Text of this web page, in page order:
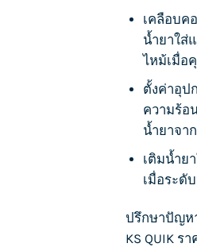
เคลือบค
น้ำยาใส่
ไหม้เมื่อ
ตั้งค่าอุป
ความร้อ
น้ำยาจา
เติมน้ำย
เมื่อระดับ
ปรึกษาปัญห
KS QUIKรา